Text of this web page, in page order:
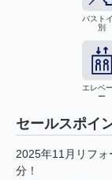
バスト
別
エレベ
ー
セールスポイ
2025年11月リフ
分！